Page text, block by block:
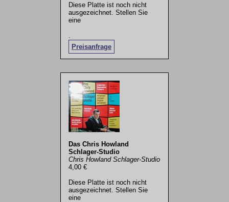
Diese Platte ist noch nicht
ausgezeichnet. Stellen Sie
eine
Preisanfrage
Das Chris Howland
Schlager-Studio
Chris Howland Schlager-Studio
4,00 €
Diese Platte ist noch nicht
ausgezeichnet. Stellen Sie
eine